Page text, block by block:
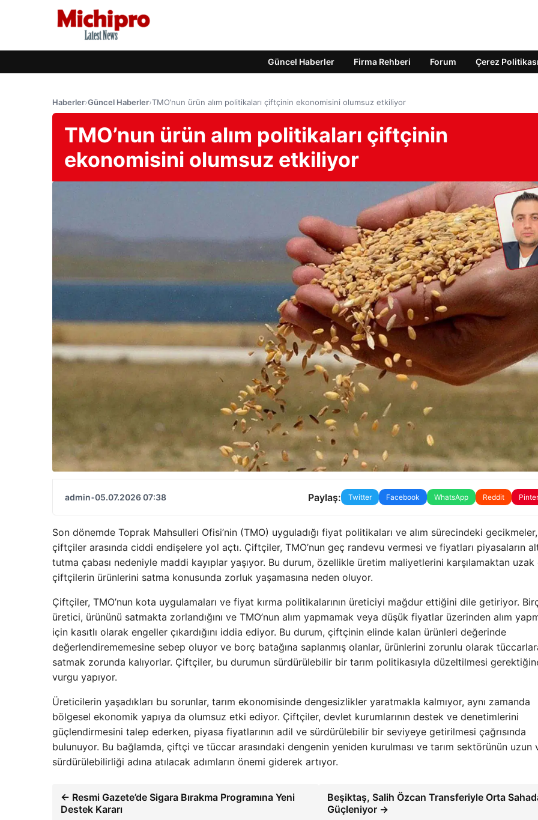
Güncel Haberler Firma Rehberi Forum Çerez Politikası
Haberler›Güncel Haberler›TMO’nun ürün alım politikaları çiftçinin ekonomisini olumsuz etkiliyor
TMO’nun ürün alım politikaları çiftçinin
ekonomisini olumsuz etkiliyor
admin•05.07.2026 07:38 Paylaş: Twitter Facebook WhatsApp Reddit
Son dönemde Toprak Mahsulleri Ofisi’nin (TMO) uyguladığı fiyat politikaları ve alım sürecindeki gecikmeler,
çiftçiler arasında ciddi endişelere yol açtı. Çiftçiler, TMO’nun geç randevu vermesi ve fiyatları piyasaların
tutma çabası nedeniyle maddi kayıplar yaşıyor. Bu durum, özellikle üretim maliyetlerini karşılamaktan uzak
çiftçilerin ürünlerini satma konusunda zorluk yaşamasına neden oluyor.
Çiftçiler, TMO’nun kota uygulamaları ve fiyat kırma politikalarının üreticiyi mağdur ettiğini dile getiriyor.
üretici, ürününü satmakta zorlandığını ve TMO’nun alım yapmamak veya düşük fiyatlar üzerinden alım
için kasıtlı olarak engeller çıkardığını iddia ediyor. Bu durum, çiftçinin elinde kalan ürünleri değerinde
değerlendirememesine sebep oluyor ve borç batağına saplanmış olanlar, ürünlerini zorunlu olarak
satmak zorunda kalıyorlar. Çiftçiler, bu durumun sürdürülebilir bir tarım politikasıyla düzeltilmesi
vurgu yapıyor.
Üreticilerin yaşadıkları bu sorunlar, tarım ekonomisinde dengesizlikler yaratmakla kalmıyor, aynı zamanda
bölgesel ekonomik yapıya da olumsuz etki ediyor. Çiftçiler, devlet kurumlarının destek ve denetimlerini
güçlendirmesini talep ederken, piyasa fiyatlarının adil ve sürdürülebilir bir seviyeye getirilmesi çağrısında
bulunuyor. Bu bağlamda, çiftçi ve tüccar arasındaki dengenin yeniden kurulması ve tarım sektörünün uzun
sürdürülebilirliği adına atılacak adımların önemi giderek artıyor.
← Resmi Gazete’de Sigara Bırakma Programına Yeni
Destek Kararı
Beşiktaş, Salih Özcan Transferiyle Orta
Güçleniyor →